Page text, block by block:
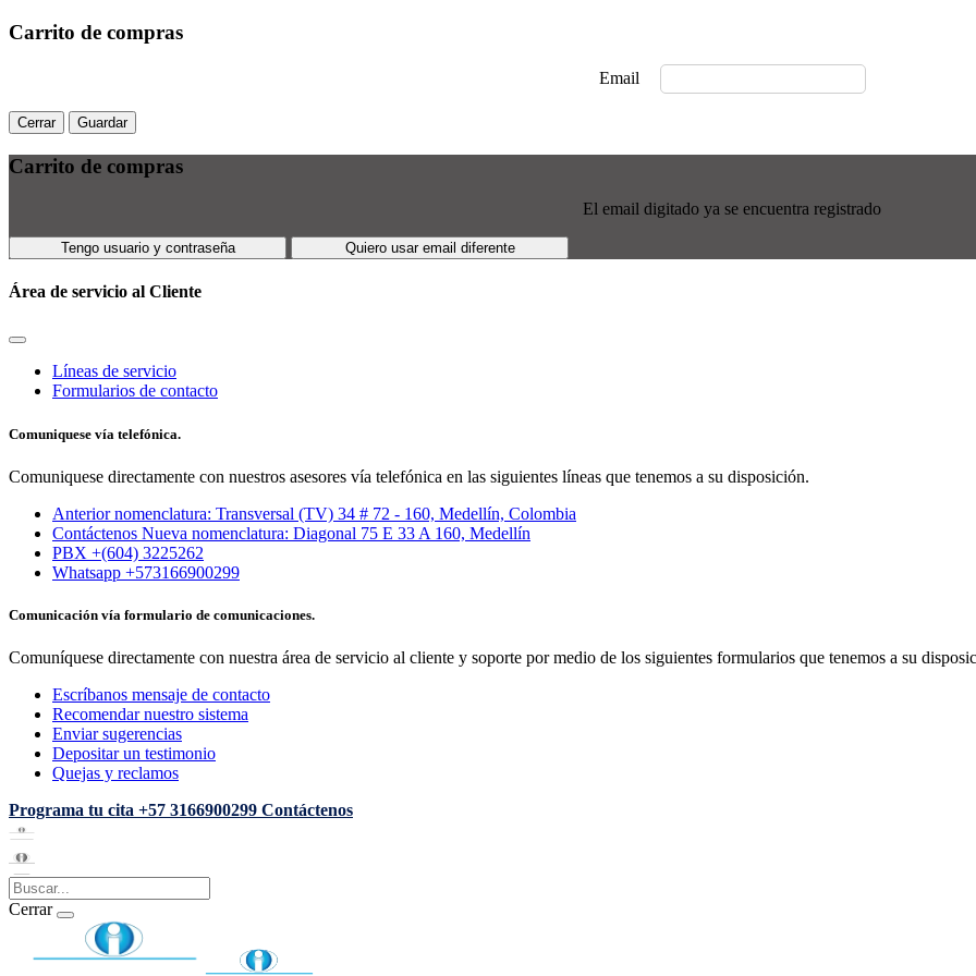
Carrito de compras
Email
Cerrar Guardar
Carrito de compras
El email digitado ya se encuentra registrado
Tengo usuario y contraseña Quiero usar email diferente
Área de servicio al Cliente
Líneas de servicio
Formularios de contacto
Comuniquese vía telefónica.
Comuniquese directamente con nuestros asesores vía telefónica en las siguientes líneas que tenemos a su disposición.
Anterior nomenclatura: Transversal (TV) 34 # 72 - 160, Medellín, Colombia
Contáctenos Nueva nomenclatura: Diagonal 75 E 33 A 160, Medellín
PBX +(604) 3225262
Whatsapp +573166900299
Comunicación vía formulario de comunicaciones.
Comuníquese directamente con nuestra área de servicio al cliente y soporte por medio de los siguientes formularios que tenemos a su
Escríbanos mensaje de contacto
Recomendar nuestro sistema
Enviar sugerencias
Depositar un testimonio
Quejas y reclamos
Programa tu cita +57 3166900299 Contáctenos
Cerrar